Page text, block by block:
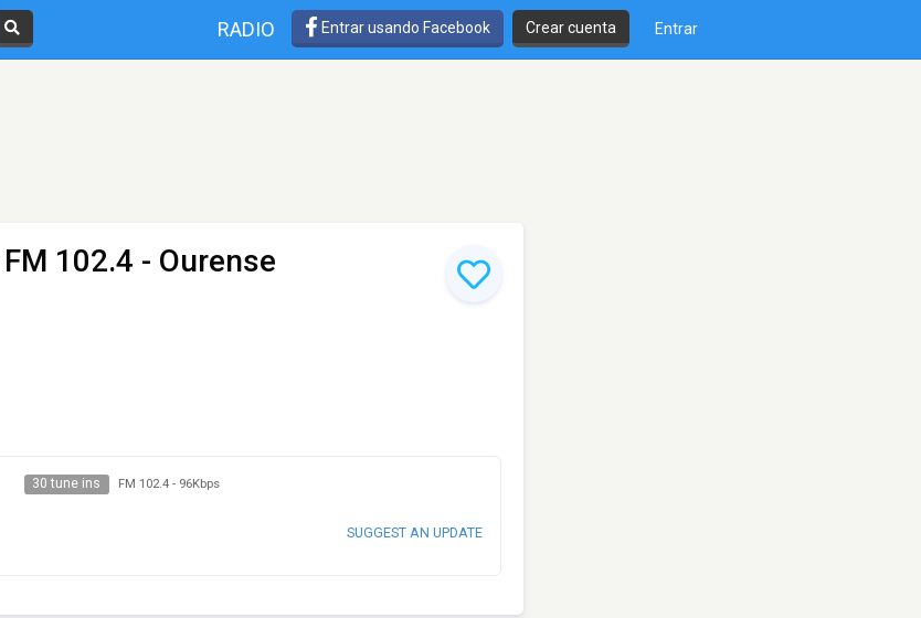
RADIO Entrar usando Facebook Crear cuenta Entrar
102.4 - Ourense
30 tune ins FM 102.4- 96Kbps
SUGGEST AN UPDATE